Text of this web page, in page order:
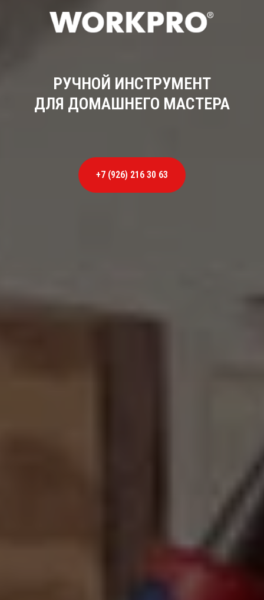
РУЧНОЙ ИНСТРУМЕНТ
ДЛЯ ДОМАШНЕГО МАСТЕРА
+7 (926) 216 30 63